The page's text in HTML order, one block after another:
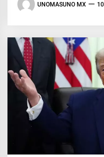
UNOMASUNO MX